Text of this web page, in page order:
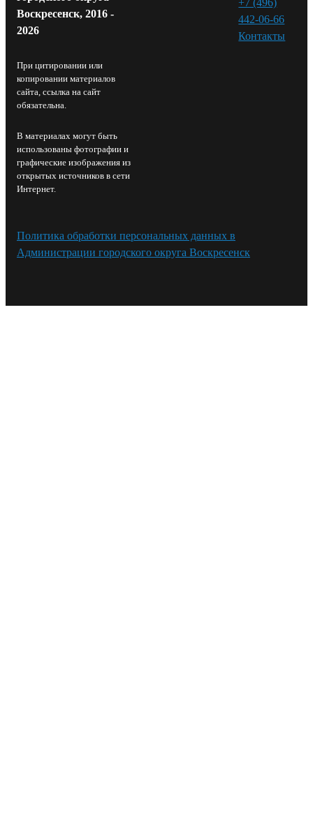
Воскресенск, 2016 -
2026
При цитировании или
копировании материалов
сайта, ссылка на сайт
обязательна.
В материалах могут быть
использованы фотографии и
графические изображения из
открытых источников в сети
Интернет.
442-06-66
Контакты⁠
Политика обработки персональных данных в
Администрации городского округа Воскресенск